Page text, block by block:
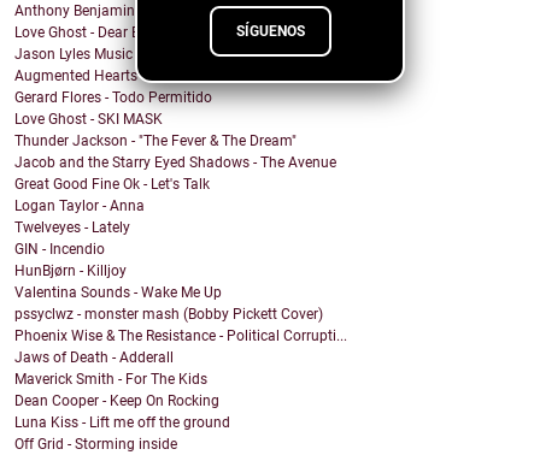
SÍGUENOS
Anthony Benjamin - Protect Yourself
Love Ghost - Dear Boy
Jason Lyles Music - Survival
Augmented Hearts - J.V.H.
Gerard Flores - Todo Permitido
Love Ghost - SKI MASK
Thunder Jackson - "The Fever & The Dream"
Jacob and the Starry Eyed Shadows - The Avenue
Great Good Fine Ok - Let's Talk
Logan Taylor - Anna
Twelveyes - Lately
GIN - Incendio
HunBjørn - Killjoy
Valentina Sounds - Wake Me Up
pssyclwz - monster mash (Bobby Pickett Cover)
Phoenix Wise & The Resistance - Political Corrupti...
Jaws of Death - Adderall
Maverick Smith - For The Kids
Dean Cooper - Keep On Rocking
Luna Kiss - Lift me off the ground
Off Grid - Storming inside